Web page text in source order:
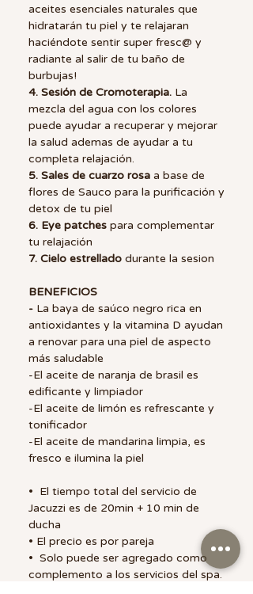
aceites esenciales naturales que
hidratarán tu piel y te relajaran
haciéndote sentir super fresc@ y
radiante al salir de tu baño de
burbujas!
4. Sesión de Cromoterapia. La
mezcla del agua con los colores
puede ayudar a recuperar y mejorar
la salud ademas de ayudar a tu
completa relajación.
5. Sales de cuarzo rosa a base de
flores de Sauco para la purificación y
detox de tu piel
6. Eye patches para complementar
tu relajación
7. Cielo estrellado durante la sesion
BENEFICIOS
- La baya de saúco negro rica en
antioxidantes y la vitamina D ayudan
a renovar para una piel de aspecto
más saludable
-El aceite de naranja de brasil es
edificante y limpiador
-El aceite de limón es refrescante y
tonificador
-El aceite de mandarina limpia, es
fresco e ilumina la piel
• El tiempo total del servicio de
Jacuzzi es de 20min + 10 min de
ducha
• El precio es por pareja
• Solo puede ser agregado como
complemento a los servicios del spa.